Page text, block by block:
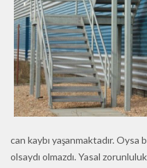
can kaybı yaşanmaktadır. Oysa
olsaydı olmazdı. Yasal